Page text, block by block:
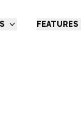
FEATURES